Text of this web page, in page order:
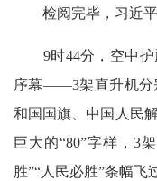
检阅完毕，习近平
9时44分，空中护
序幕——3架直升机分
和国国旗、中国人民
巨大的“80”字样，3
胜”“人民必胜”条幅飞